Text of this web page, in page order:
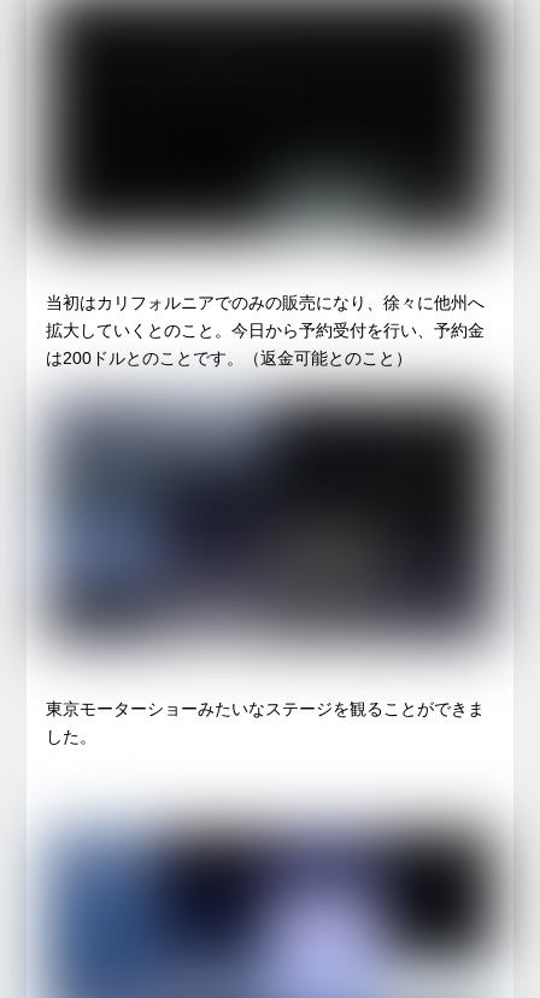
当初はカリフォルニアでのみの販売になり、徐々に他州へ
拡大していくとのこと。今日から予約受付を行い、予約金
は200ドルとのことです。（返金可能とのこと）
東京モーターショーみたいなステージを観ることができま
した。